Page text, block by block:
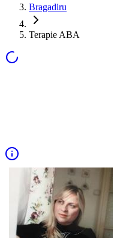
Bragadiru
Terapie ABA